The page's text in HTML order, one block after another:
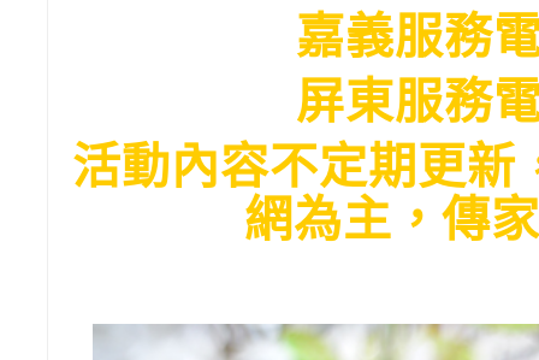
嘉義服務
屏東服務
活動內容不定期更新
網為主，傳